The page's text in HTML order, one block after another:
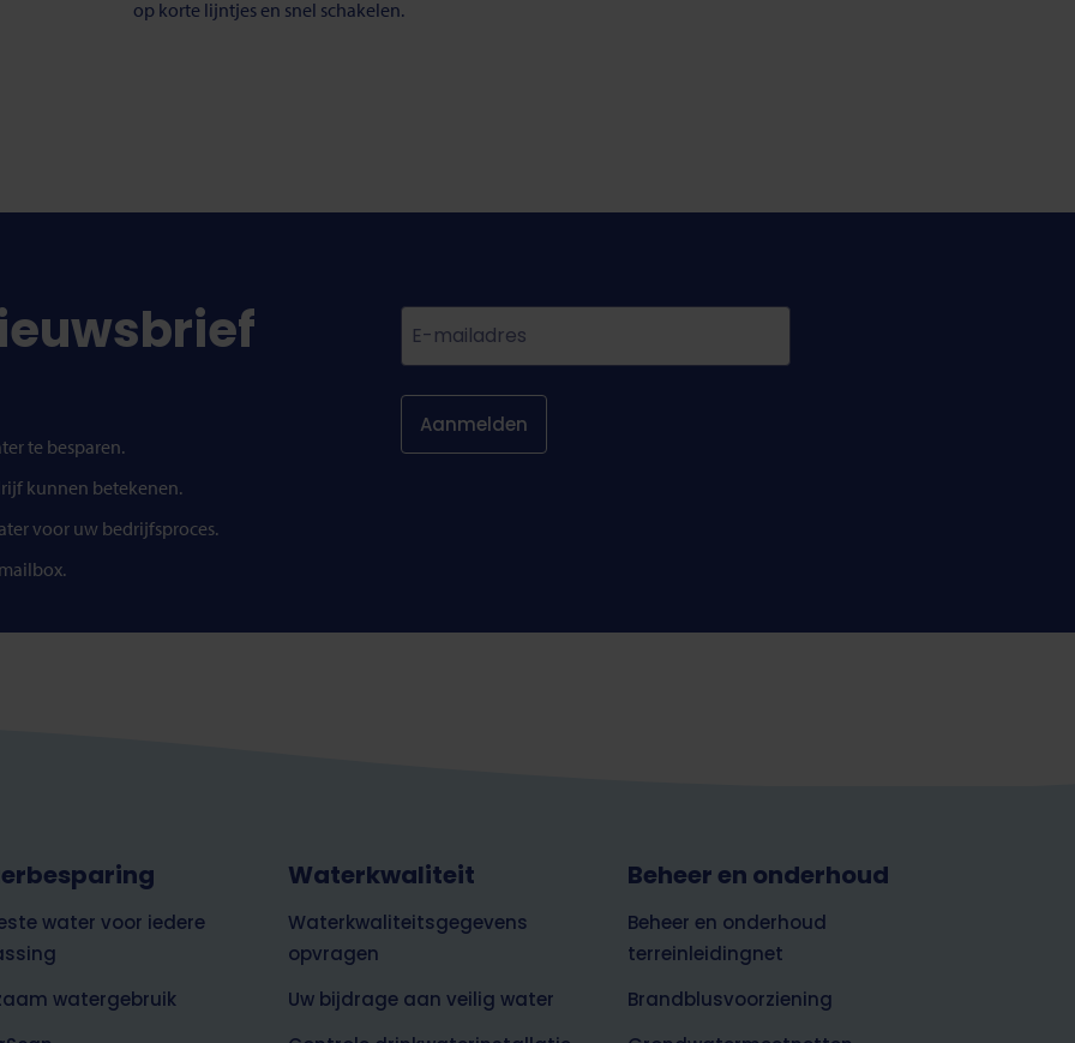
op korte lijntjes en snel schakelen.
te besparen.
kunnen betekenen.
voor uw bedrijfsproces.
mail
water voor iedere
watergebruik
Waterkwaliteit
Waterkwaliteitsgegevens
opvragen
Uw bijdrage aan veilig water
Beheer en onderhoud
Beheer en onderhoud
terreinleidingnet
Brandblusvoorziening